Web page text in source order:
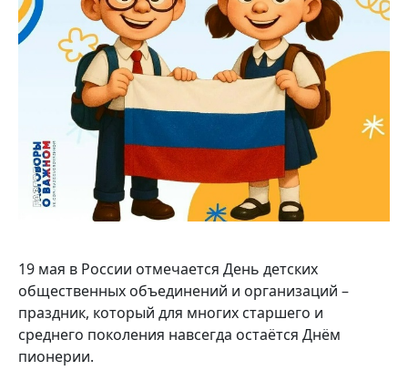
19 мая в России отмечается День детских
общественных объединений и организаций –
праздник, который для многих старшего и
среднего поколения навсегда остаётся Днём
пионерии.